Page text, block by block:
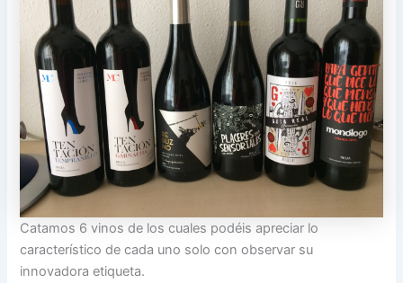
Catamos 6 vinos de los cuales podéis apreciar lo
característico de cada uno solo con observar su
innovadora etiqueta.